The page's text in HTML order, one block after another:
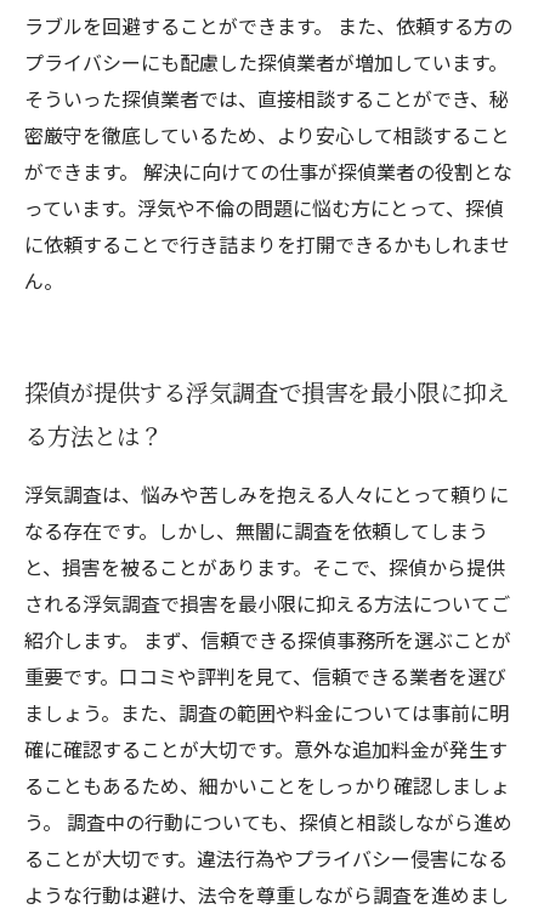
ラブルを回避することができます。 また、依頼する方の
プライバシーにも配慮した探偵業者が増加しています。
そういった探偵業者では、直接相談することができ、秘
密厳守を徹底しているため、より安心して相談すること
ができます。 解決に向けての仕事が探偵業者の役割とな
っています。浮気や不倫の問題に悩む方にとって、探偵
に依頼することで行き詰まりを打開できるかもしれませ
ん。
探偵が提供する浮気調査で損害を最小限に抑え
る方法とは？
浮気調査は、悩みや苦しみを抱える人々にとって頼りに
なる存在です。しかし、無闇に調査を依頼してしまう
と、損害を被ることがあります。そこで、探偵から提供
される浮気調査で損害を最小限に抑える方法についてご
紹介します。 まず、信頼できる探偵事務所を選ぶことが
重要です。口コミや評判を見て、信頼できる業者を選び
ましょう。また、調査の範囲や料金については事前に明
確に確認することが大切です。意外な追加料金が発生す
ることもあるため、細かいことをしっかり確認しましょ
う。 調査中の行動についても、探偵と相談しながら進め
ることが大切です。違法行為やプライバシー侵害になる
ような行動は避け、法令を尊重しながら調査を進めまし